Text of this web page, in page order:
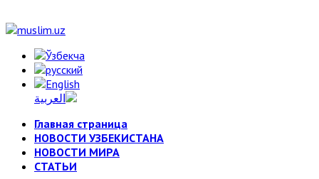
Главная страница
НОВОСТИ УЗБЕКИСТАНА
НОВОСТИ МИРА
СТАТЬИ